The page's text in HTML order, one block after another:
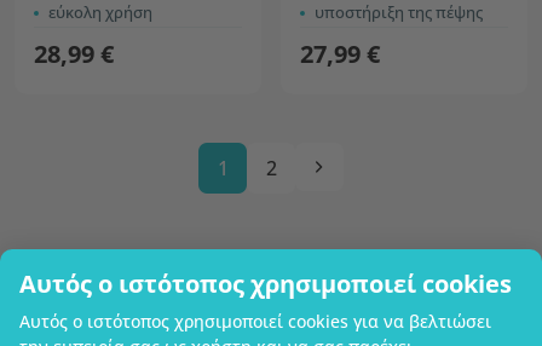
Αυτός ο ιστότοπος χρησιμοποιεί cookies
Αυτός ο ιστότοπος χρησιμοποιεί cookies για να βελτιώσει
εύκολη χρήση
28,99 €
υποστήριξη της πέψης
27,99 €
1 2
Επωνυμία επιχείρησης